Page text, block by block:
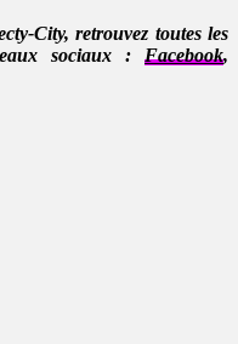
City, retrouvez toutes les
sociaux : Facebook,